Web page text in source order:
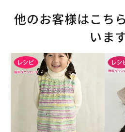
他のお客様はこち
いま